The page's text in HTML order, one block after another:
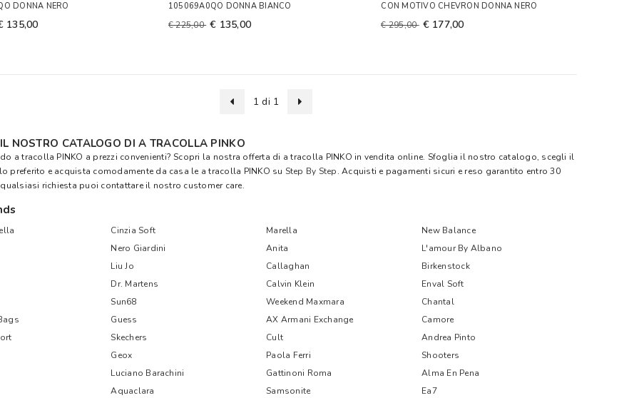
DONNA NERO
135,00
105069A0QO DONNA BIANCO
€ 225,00 € 135,00
CON MOTIVO CHEVRON DONNA NERO
€ 295,00 € 177,00
1 di 1
NOSTRO CATALOGO DI A TRACOLLA PINKO
a tracolla PINKO a prezzi convenienti? Scopri la nostra offerta di a tracolla PINKO in vendita online. Sfoglia il nostro catalogo, scegli il
preferito e acquista comodamente da casa le a tracolla PINKO su Step By Step. Acquisti e pagamenti sicuri e reso garantito entro 30
richiesta puoi contattare il nostro customer care.
Cinzia Soft Marella
New Balance
Nero Giardini Anita
L'amour By Albano
Liu Jo Callaghan
Birkenstock
Dr. Martens Calvin Klein
Enval Soft
Sun68 Weekend Maxmara
Chantal
Guess AX Armani Exchange
Camore
Skechers Cult
Andrea Pinto
Geox Paola Ferri
Shooters
Luciano Barachini Gattinoni Roma
Alma En Pena
Aquaclara Samsonite Ea7